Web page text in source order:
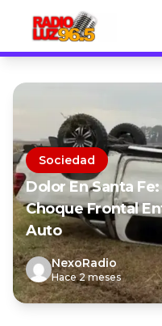
Sociedad
Dolor En Santa
Choque Frontal
Auto
NexoRadio
Hace 2 meses